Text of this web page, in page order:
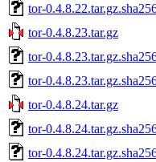
tor-
tor-0.4.8.23.tar.gz
tor-
tor-
tor-0.4.8.24.tar.gz
tor-
tor-